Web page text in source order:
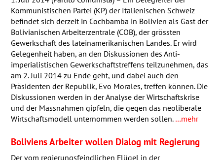
Kommunistischen Partei (KP) der Italienischen Schweiz
befindet sich derzeit in Cochbamba in Bolivien als Gast der
Bolivianischen Arbeiterzentrale (COB), der grössten
Gewerkschaft des lateinamerikanischen Landes. Er wird
Gelegenheit haben, an den Diskussionen des Anti-
imperialistischen Gewerkschaftstreffens teilzunehmen, das
am 2. Juli 2014 zu Ende geht, und dabei auch den
Präsidenten der Republik, Evo Morales, treffen können. Die
Diskussionen werden in der Analyse der Wirtschaftskrise
und der Massnahmen gipfeln, die gegen das neoliberale
Wirtschaftsmodell unternommen werden sollen. …mehr
Boliviens Arbeiter wollen Dialog mit Regierung
Der vom regierungsfeindlichen Flügel in der